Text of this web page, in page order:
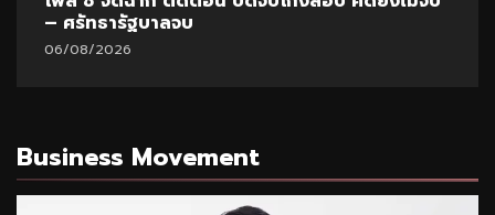
– ศรัทธารัฐบาลจบ
06/08/2026
Business Movement